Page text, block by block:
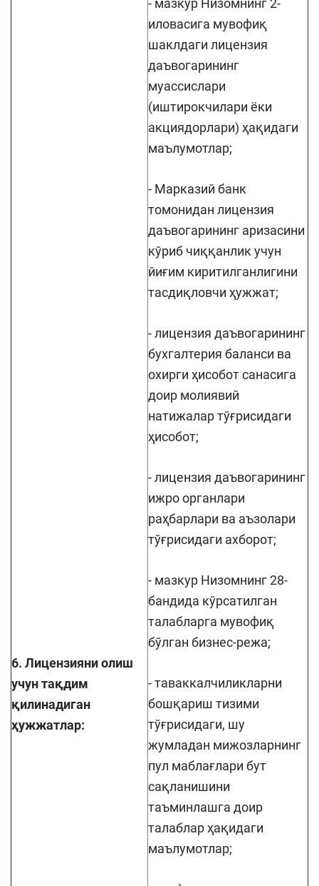
6. Лицензияни олиш
учун тақдим
қилинадиган
ҳужжатлар:
- мазкур Низомнинг 2-
иловасига мувофиқ
шаклдаги лицензия
даъвогарининг
муассислари
(иштирокчилари ёки
акциядорлари) ҳақидаги
маълумотлар;
- Марказий банк
томонидан лицензия
даъвогарининг аризасини
кўриб чиққанлик учун
йиғим киритилганлигини
тасдиқловчи ҳужжат;
- лицензия даъвогарининг
бухгалтерия баланси ва
охирги ҳисобот санасига
доир молиявий
натижалар тўғрисидаги
ҳисобот;
- лицензия даъвогарининг
ижро органлари
раҳбарлари ва аъзолари
тўғрисидаги ахборот;
- мазкур Низомнинг 28-
бандида кўрсатилган
талабларга мувофиқ
бўлган бизнес-режа;
- таваккалчиликларни
бошқариш тизими
тўғрисидаги, шу
жумладан мижозларнинг
пул маблағлари бут
сақланишини
таъминлашга доир
талаблар ҳақидаги
маълумотлар;